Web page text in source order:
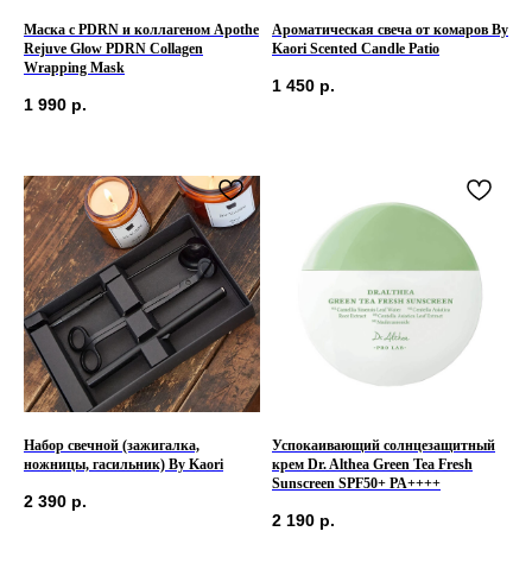
Маска с PDRN и коллагеном Apothe
Rejuve Glow PDRN Collagen
Wrapping Mask
1 990 р.
Ароматическая свеча от комаров By
Kaori Scented Candle Patio
1 450 р.
Набор свечной (зажигалка,
ножницы, гасильник) By Kaori
2 390 р.
Успокаивающий солнцезащитный
крем Dr. Althea Green Tea Fresh
Sunscreen SPF50+ PA++++
2 190 р.